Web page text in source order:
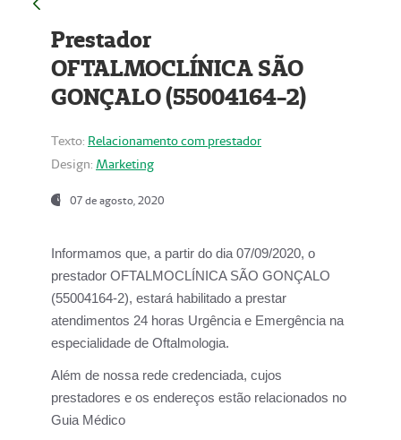
Prestador
OFTALMOCLÍNICA SÃO
GONÇALO (55004164-2)
Texto: Relacionamento com prestador
Design: Marketing
07 de agosto, 2020
Informamos que, a partir do dia07/09/2020, o
prestador OFTALMOCLÍNICA SÃO GONÇALO
(55004164-2), estará habilitado a prestar
atendimentos 24 horas Urgência e Emergência na
especialidade de Oftalmologia.
Além de nossa rede credenciada, cujos
prestadores e os endereços estão relacionados no
Guia Médico